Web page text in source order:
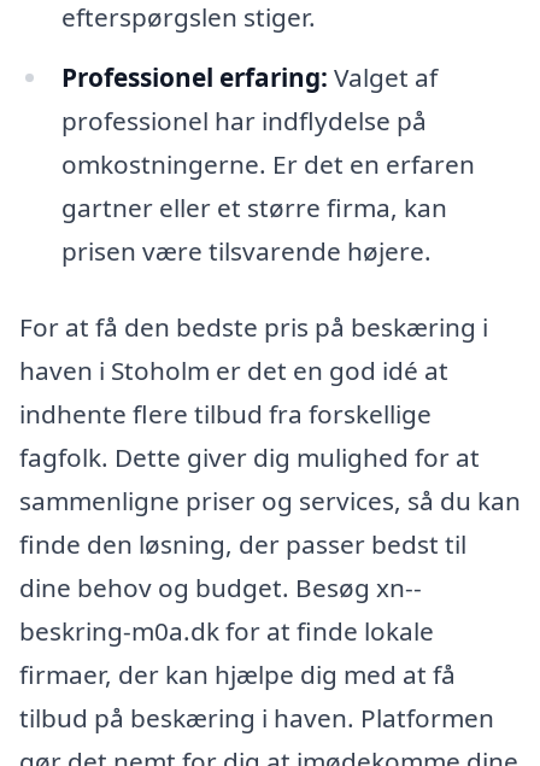
efterspørgslen stiger.
Professionel erfaring: Valget af
professionel har indflydelse på
omkostningerne. Er det en erfaren
gartner eller et større firma, kan
prisen være tilsvarende højere.
For at få den bedste pris på beskæring i
haven i Stoholm er det en god idé at
indhente flere tilbud fra forskellige
fagfolk. Dette giver dig mulighed for at
sammenligne priser og services, så du kan
finde den løsning, der passer bedst til
dine behov og budget. Besøg xn--
beskring-m0a.dk for at finde lokale
firmaer, der kan hjælpe dig med at få
tilbud på beskæring i haven. Platformen